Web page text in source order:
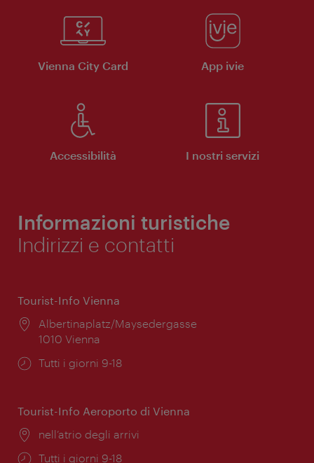
Vienna City Card App ivie
Accessibilità I nostri servizi
Informazioni turistiche
Indirizzi e contatti
Tourist-Info Vienna
Posizione:
Albertinaplatz/Maysedergasse
1010 Vienna
Orari
Tutti i giorni 9-18
Tourist-Info Aeroporto di Vienna
Posizione:
nell’atrio degli arrivi
Orari
Tutti i giorni 9-18